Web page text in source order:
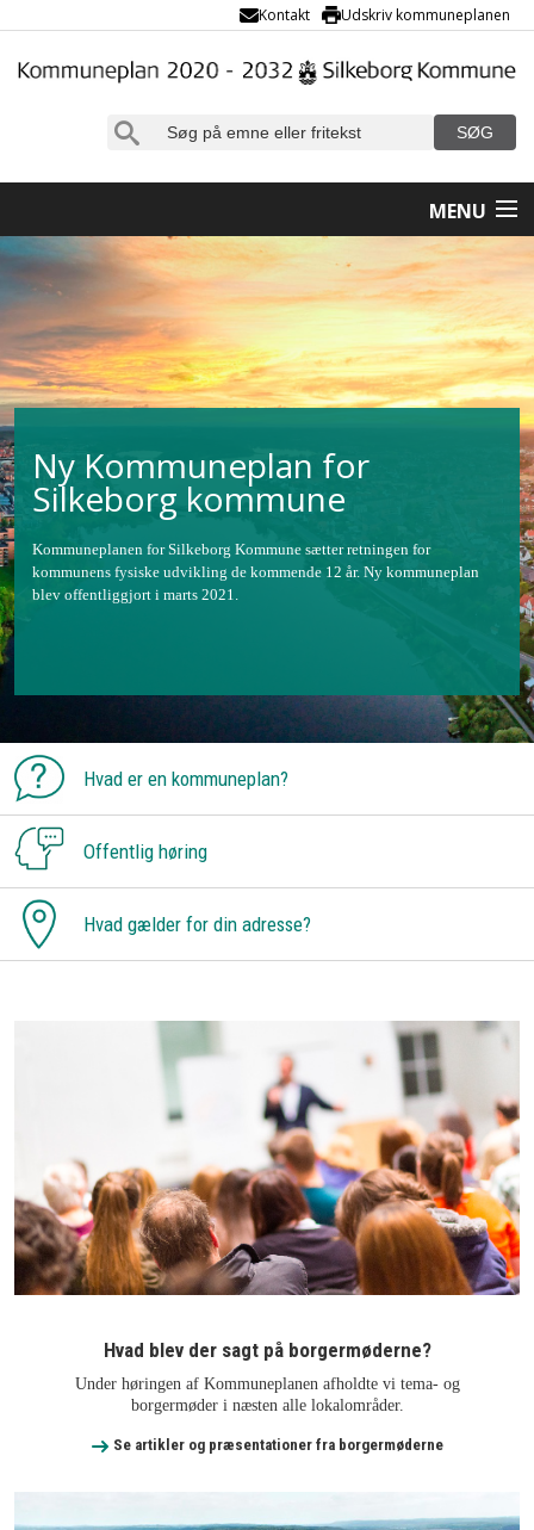
SØG
MENU
Ny Kommuneplan for
Silkeborg kommune
Kommuneplanen for Silkeborg Kommune sætter retningen for
kommunens fysiske udvikling de kommende 12 år. Ny kommuneplan
blev offentliggjort i marts 2021.
Hvad er en kommuneplan?
Offentlig høring
Hvad gælder for din adresse?
Hvad blev der sagt på borgermøderne?
Under høringen af Kommuneplanen afholdte vi tema- og
borgermøder i næsten alle lokalområder.
Se artikler og præsentationer fra borgermøderne